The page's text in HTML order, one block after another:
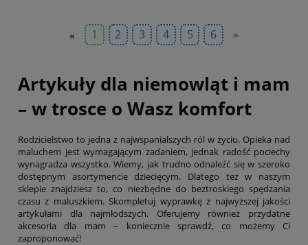
« 1 2 3 4 5 6 »
Artykuły dla niemowląt i mam
– w trosce o Wasz komfort
Rodzicielstwo to jedna z najwspanialszych ról w życiu. Opieka nad
maluchem jest wymagającym zadaniem, jednak radość pociechy
wynagradza wszystko. Wiemy, jak trudno odnaleźć się w szeroko
dostępnym asortymencie dziecięcym. Dlatego też w naszym
sklepie znajdziesz to, co niezbędne do beztroskiego spędzania
czasu z maluszkiem. Skompletuj wyprawkę z najwyższej jakości
artykułami dla najmłodszych. Oferujemy również przydatne
akcesoria dla mam – koniecznie sprawdź, co możemy Ci
zaproponować!